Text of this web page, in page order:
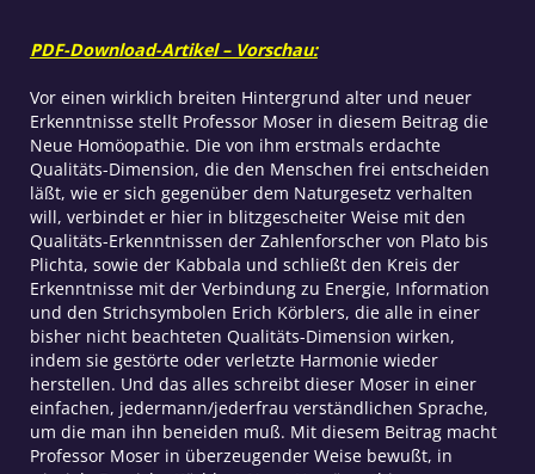
PDF-Download-Artikel – Vorschau:
Vor einen wirklich breiten Hintergrund alter und neuer
Erkenntnisse stellt Professor Moser in diesem Beitrag die
Neue Homöopathie. Die von ihm erstmals erdachte
Qualitäts-Dimension, die den Menschen frei entscheiden
läßt, wie er sich gegenüber dem Naturgesetz verhalten
will, verbindet er hier in blitzgescheiter Weise mit den
Qualitäts-Erkenntnissen der Zahlenforscher von Plato bis
Plichta, sowie der Kabbala und schließt den Kreis der
Erkenntnisse mit der Verbindung zu Energie, Information
und den Strichsymbolen Erich Körblers, die alle in einer
bisher nicht beachteten Qualitäts-Dimension wirken,
indem sie gestörte oder verletzte Harmonie wieder
herstellen. Und das alles schreibt dieser Moser in einer
einfachen, jedermann/jederfrau verständlichen Sprache,
um die man ihn beneiden muß. Mit diesem Beitrag macht
Professor Moser in überzeugender Weise bewußt, in